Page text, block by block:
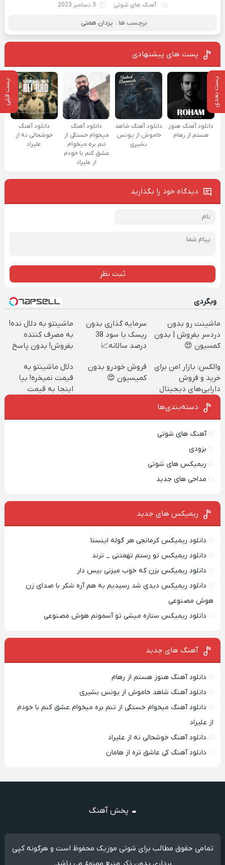
پست بعدی پست قبلی
آهنگ های شوتی 3 دسامبر 2023
برچسب ها : یزدان همتی
پست های پیشنهادی
دانلود آهنگ هنوز
هستم از رهام
دانلود آهنگ شاهد
خاموش از یونس
بشیری
دانلود آهنگ
میخوام خستگی از
تنم بره میخوام
عشق کنم با خودم
از علیراد
دانلود آهنگ
خوشحالی نه از
علیراد
دیدگاه خود را بگذارید
ثبت نظر
وبگردی
ماشینت رو بدون
دردسر بفروش | بدون
کمسیون 😍
سرمایه گذاری بدون
ریسک با سود 38
درصد سالانه📈
ماشینتو به دلال نده!
به مصرف کننده
بفروش! بدون پاسخ
والکس: بازار امن برای
خرید و فروش
دارایی‌های دیجیتال
فروش خودرو بدون
کمیسیون 😍
دلال ماشینتو به
قیمت نمیخره! بیا
اینجا به قیمت
دسته‌بندی‌ها
آهنگ های شوتی
بزودی
ریمیکس های شوتی
مداحی های جدید
ریمیکس‌ های جدید
دانلود ریمیکس کرمانجی هر گوله اینستا
دانلود ریمیکس تو رستم تهمتنی _ ترند
دانلود ریمیکس بزن که خوب میزنی بیس دار
دانلود ریمیکس دیدی شد رسیدیم به هم آره شکر با صدای زن
هوش مصنوعی
دانلود ریمیکس ستاره میشی تو آسمونم هوش مصنوعی
آهنگ های جدید
دانلود آهنگ هنوز هستم از رهام
دانلود آهنگ شاهد خاموش از یونس بشیری
دانلود آهنگ میخوام خستگی از تنم بره میخوام عشق کنم با خودم
از علیراد
دانلود آهنگ خوشحالی نه از علیراد
دانلود آهنگ کی عاشق تره از هامان
پخش آهنگ
تمامی حقوق مطالب برای شوتی موزیک محفوظ است و هرگونه کپی